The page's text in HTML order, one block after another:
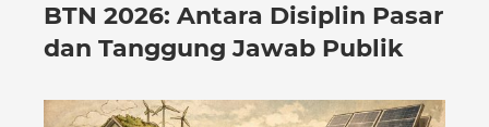
BTN 2026: Antara Disiplin Pasar
dan Tanggung Jawab Publik